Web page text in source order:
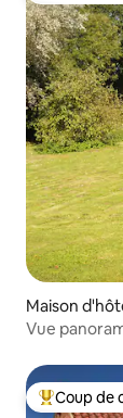
Maison
Vue
Coups de
Coup de